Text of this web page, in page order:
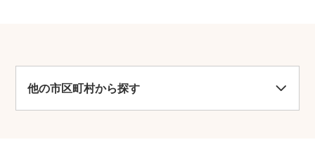
他の市区町村から探す